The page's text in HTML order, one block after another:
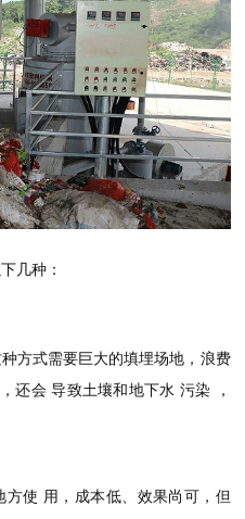
几种：
方式需要巨大的填埋场地，浪费
，还会 导致土壤和地下水 污染
，
方使 用，成本低、效果尚可，但